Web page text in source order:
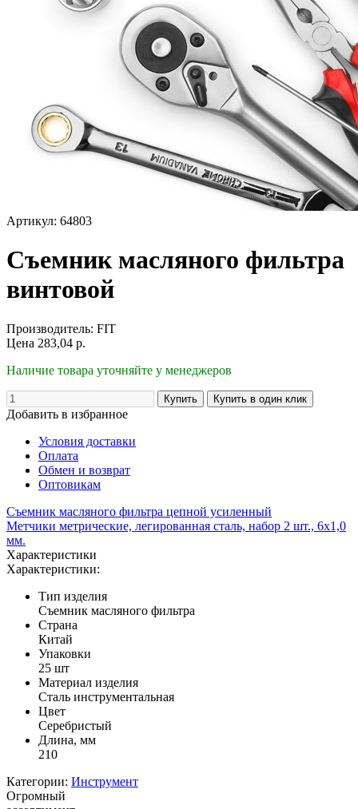
Артикул: 64803
Съемник масляного фильтра
винтовой
Производитель: FIT
Цена 283,04 р.
Наличие товара уточняйте у менеджеров
Добавить в избранное
Условия доставки
Оплата
Обмен и возврат
Оптовикам
Съемник масляного фильтра цепной усиленный
Метчики метрические, легированная сталь, набор 2 шт., 6х1,0
мм.
Характеристики
Характеристики:
Тип изделия
Съемник масляного фильтра
Страна
Китай
Упаковки
25 шт
Материал изделия
Сталь инструментальная
Цвет
Серебристый
Длина, мм
210
Категории: Инструмент
Огромный